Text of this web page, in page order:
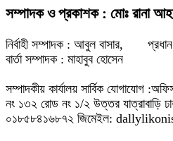
সম্পাদক ও প্রকাশক : মোঃ রানা
নির্বাহী সম্পাদক : আবুল বাসার,
বার্তা সম্পাদক : মাহাবুব হোসেন
সম্পাদকীয় কার্যালয় সার্বিক যোগাযোগ
নং ১৩২ রোড নং ১/২ উত্তর যাত্রাবাড়ি
০১৮৫৮৪১৬৮৭২ জিমেইল: